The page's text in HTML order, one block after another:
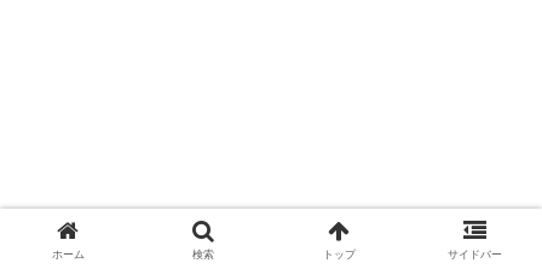
ホーム 検索 トップ サイドバー